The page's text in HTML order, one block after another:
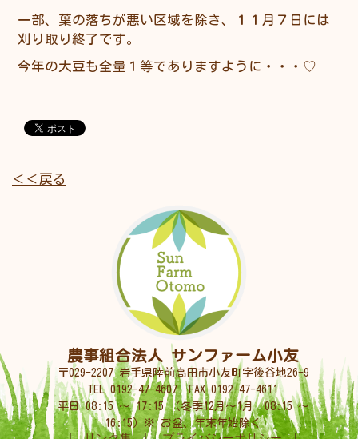
一部、葉の落ちが悪い区域を除き、１１月７日には
刈り取り終了です。
今年の大豆も全量１等でありますように・・・♡
＜＜戻る
農事組合法人 サンファーム小友
〒029-2207 岩手県陸前高田市小友町字後谷地26-9
TEL 0192-47-4607FAX 0192-47-4611
平日 08:15 〜 17:15 （冬季12月〜1月 08:15 〜
16:15）※ お盆、年末年始除く